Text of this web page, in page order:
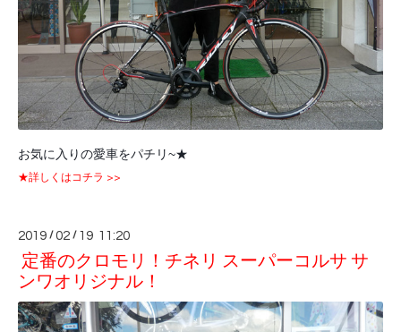
お気に入りの愛車をパチリ~★
★詳しくはコチラ >>
2019 /02 / 19 11:20
定番のクロモリ！チネリ スーパーコルサ サ
ンワオリジナル！